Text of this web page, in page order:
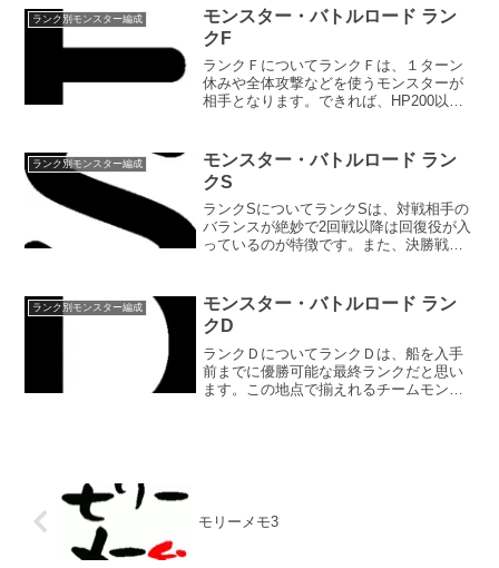
ースーツ優勝特典なし優勝賞品のバトラ
ースーツは、...
ランク別モンスター編成
モンスター・バトルロード ラン
クF
ランクＦについてランクＦは、１ターン
休みや全体攻撃などを使うモンスターが
相手となります。できれば、HP200以上
勝特典自分のモンスターチームと直接対
戦が可能になる1...
ランク別モンスター編成
モンスター・バトルロード ラン
クS
ランクSについてランクSは、対戦相手の
バランスが絶妙で2回戦以降は回復役が入
っているのが特徴です。また、決勝戦用
す。出場料1000G優勝賞品ドラゴンロー
ブ優勝特典主人公...
ランク別モンスター編成
モンスター・バトルロード ラン
クD
ランクＤについてランクＤは、船を入手
前までに優勝可能な最終ランクだと思い
ます。この地点で揃えれるチームモンス
モリーメモ3